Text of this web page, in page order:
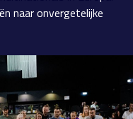
naar onvergetelijke